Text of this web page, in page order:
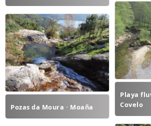
Playa
Covelo
Pozas da Moura · Moaña